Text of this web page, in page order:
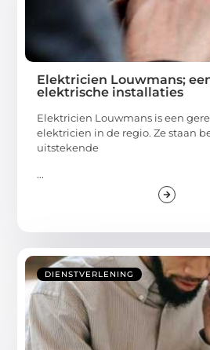
Elektricien Louwmans;
elektrische installaties
Elektricien Louwmans is een
elektricien in de regio. Ze staan
uitstekende
...
DIENSTVERLENING